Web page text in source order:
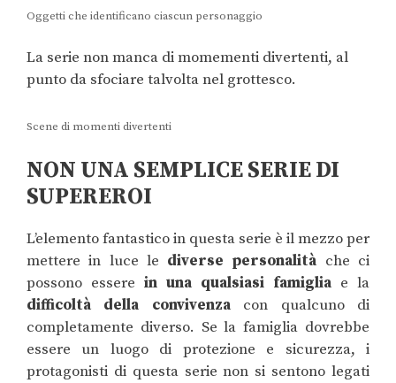
Oggetti che identificano ciascun personaggio
La serie non manca di momementi divertenti, al
punto da sfociare talvolta nel grottesco.
Scene di momenti divertenti
NON UNA SEMPLICE SERIE DI
SUPEREROI
L’elemento fantastico in questa serie è il mezzo per
mettere in luce le diverse personalità che ci
possono essere in una qualsiasi famiglia e la
difficoltà della convivenzacon qualcuno di
completamente diverso. Se la famiglia dovrebbe
essere un luogo di protezione e sicurezza, i
protagonisti di questa serie non si sentono legati